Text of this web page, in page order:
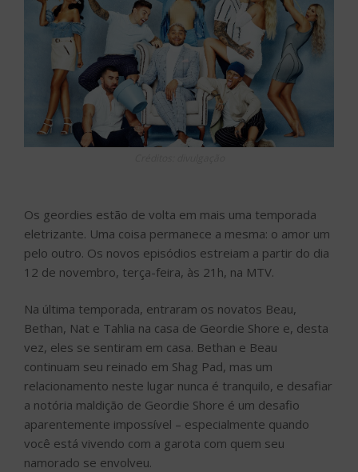
Os geordies estão de volta em mais uma temporada
eletrizante. Uma coisa permanece a mesma: o amor um
pelo outro. Os novos episódios estreiam a partir do dia
12 de novembro, terça-feira, às 21h, na MTV.
Na última temporada, entraram os novatos Beau,
Bethan, Nat e Tahlia na casa de Geordie Shore e, desta
vez, eles se sentiram em casa. Bethan e Beau
continuam seu reinado em Shag Pad, mas um
relacionamento neste lugar nunca é tranquilo, e desafiar
a notória maldição de Geordie Shore é um desafio
aparentemente impossível – especialmente quando
você está vivendo com a garota com quem seu
namorado se envolveu.